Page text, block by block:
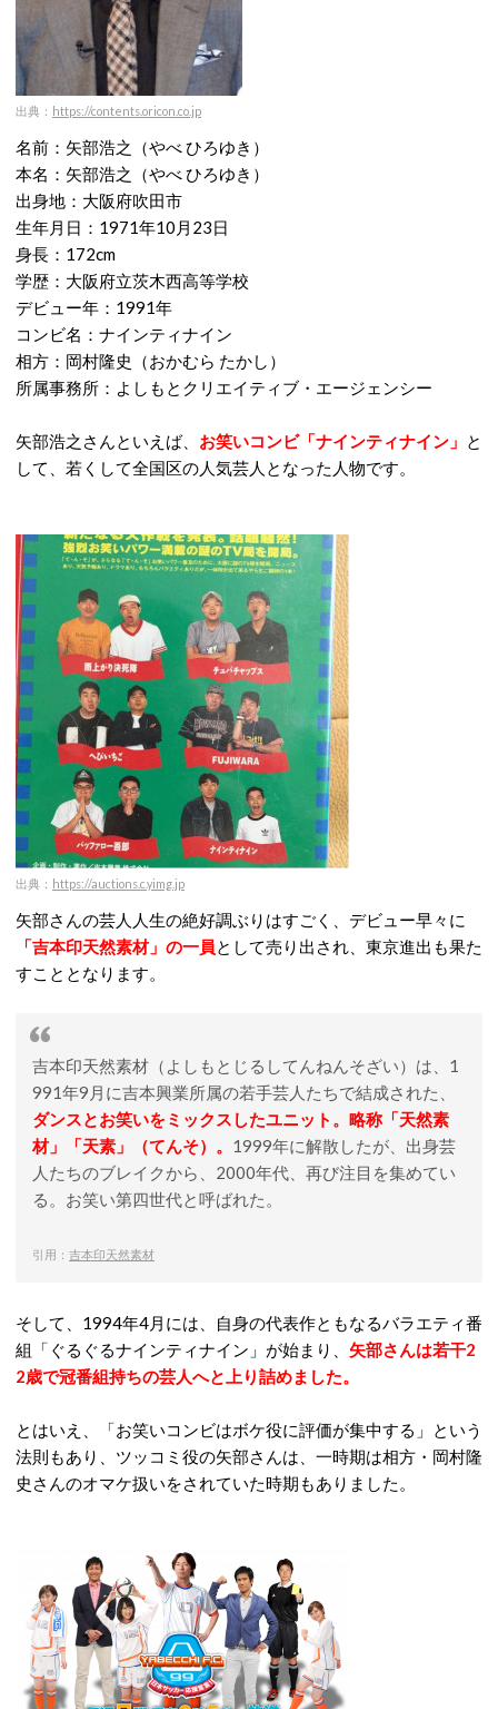
出典： https://contents.oricon.co.jp
名前：矢部浩之（やべ ひろゆき）
本名：矢部浩之（やべ ひろゆき）
出身地：大阪府吹田市
生年月日：1971年10月23日
身長：172cm
学歴：大阪府立茨木西高等学校
デビュー年：1991年
コンビ名：ナインティナイン
相方：岡村隆史（おかむら たかし）
所属事務所：よしもとクリエイティブ・エージェンシー
矢部浩之さんといえば、 お笑いコンビ「ナインティナイン」 と
して、若くして全国区の人気芸人となった人物です。
出典： https://auctions.c.yimg.jp
矢部さんの芸人人生の絶好調ぶりはすごく、デビュー早々に
「吉本印天然素材」の一員として売り出され、東京進出も果た
すこととなります。
吉本印天然素材（よしもとじるしてんねんそざい）は、1
991年9月に吉本興業所属の若手芸人たちで結成された、
ダンスとお笑いをミックスしたユニット。略称「天然素
材」「天素」（てんそ）。 1999年に解散したが、出身芸
人たちのブレイクから、2000年代、再び注目を集めてい
る。お笑い第四世代と呼ばれた。
引用： 吉本印天然素材
そして、1994年4月には、自身の代表作ともなるバラエティ番
組「ぐるぐるナインティナイン」が始まり、 矢部さんは若干2
2歳で冠番組持ちの芸人へと上り詰めました。
とはいえ、「お笑いコンビはボケ役に評価が集中する」という
法則もあり、ツッコミ役の矢部さんは、一時期は相方・岡村隆
史さんのオマケ扱いをされていた時期もありました。